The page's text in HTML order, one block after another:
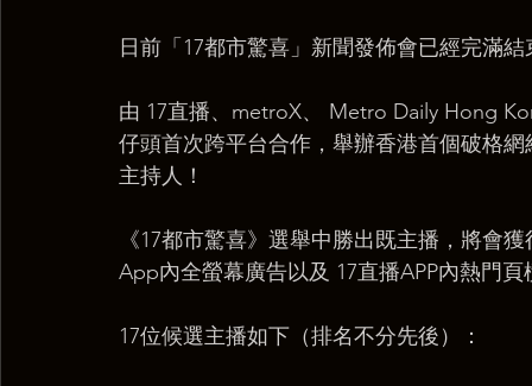
日前「17都市驚喜」新聞發佈會已經完滿結
由 17直播、metroX、 Metro Daily Hong
仔頭首次跨平台合作，舉辦香港首個破格
主持人！
《17都市驚喜》選舉中勝出既主播，將會
App內全螢幕廣告以及 17直播APP內熱門頁
17位候選主播如下（排名不分先後）：